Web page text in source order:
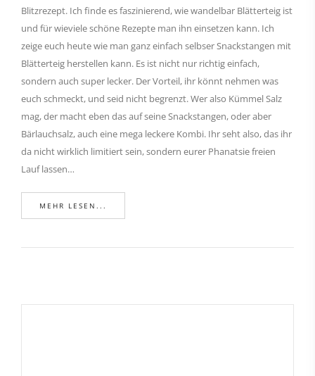
Blitzrezept. Ich finde es faszinierend, wie wandelbar Blätterteig ist
und für wieviele schöne Rezepte man ihn einsetzen kann. Ich
zeige euch heute wie man ganz einfach selbser Snackstangen mit
Blätterteig herstellen kann. Es ist nicht nur richtig einfach,
sondern auch super lecker. Der Vorteil, ihr könnt nehmen was
euch schmeckt, und seid nicht begrenzt. Wer also Kümmel Salz
mag, der macht eben das auf seine Snackstangen, oder aber
Bärlauchsalz, auch eine mega leckere Kombi. Ihr seht also, das ihr
da nicht wirklich limitiert sein, sondern eurer Phanatsie freien
Lauf lassen…
MEHR LESEN...